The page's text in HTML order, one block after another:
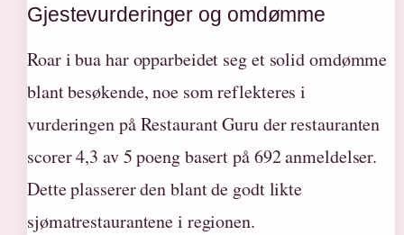
Gjestevurderinger og omdømme
Roar i bua har opparbeidet seg et solid omdømme
blant besøkende, noe som reflekteres i
vurderingen på Restaurant Guru der restauranten
scorer 4,3 av 5 poeng basert på 692 anmeldelser.
Dette plasserer den blant de godt likte
sjømatrestaurantene i regionen.